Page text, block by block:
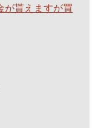
が貰えますが買